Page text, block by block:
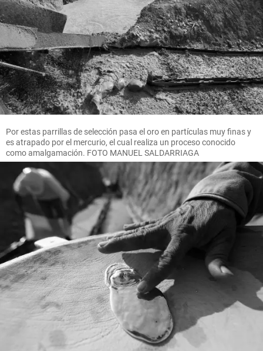
Por estas parrillas de selección pasa el oro en partículas muy finas y
es atrapado por el mercurio, el cual realiza un proceso conocido
como amalgamación. FOTO MANUEL SALDARRIAGA